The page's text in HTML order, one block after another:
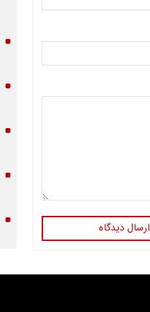
ارسال دیدگاه